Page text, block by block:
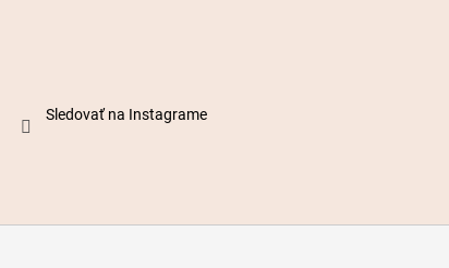
Sledovať na Instagrame